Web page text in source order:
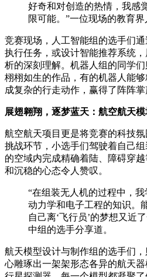
好奇和对创造的热情，我感
限可能。”一位现场的教育界
竞赛现场，人工智能组的选手们
执行任务，或设计智能推荐系统
析的深刻理解。机器人组的同学
栩栩如生的作品，有的机器人能
成复杂的行走动作，赢得了阵阵掌
展翅翱翔，逐梦蓝天：航空航天
航空航天项目更是将竞赛的科技
挑战环节，小选手们驾驶着自己
的空域内完成精确着陆、障碍穿
和沉稳的心态令人赞叹。
“在组装无人机的过程中，
动力学和电子工程的知识。
自己离‘飞行员’的梦想又近
中组的选手分享道。
航天模型设计与制作组的选手们
心雕琢出一架架形态各异的航天